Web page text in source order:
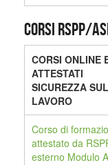
CORSI RSPP/
CORSI ONLINE
ATTESTATI
SICUREZZA SUL
LAVORO
Corso di
attestato da
esterno Modulo A